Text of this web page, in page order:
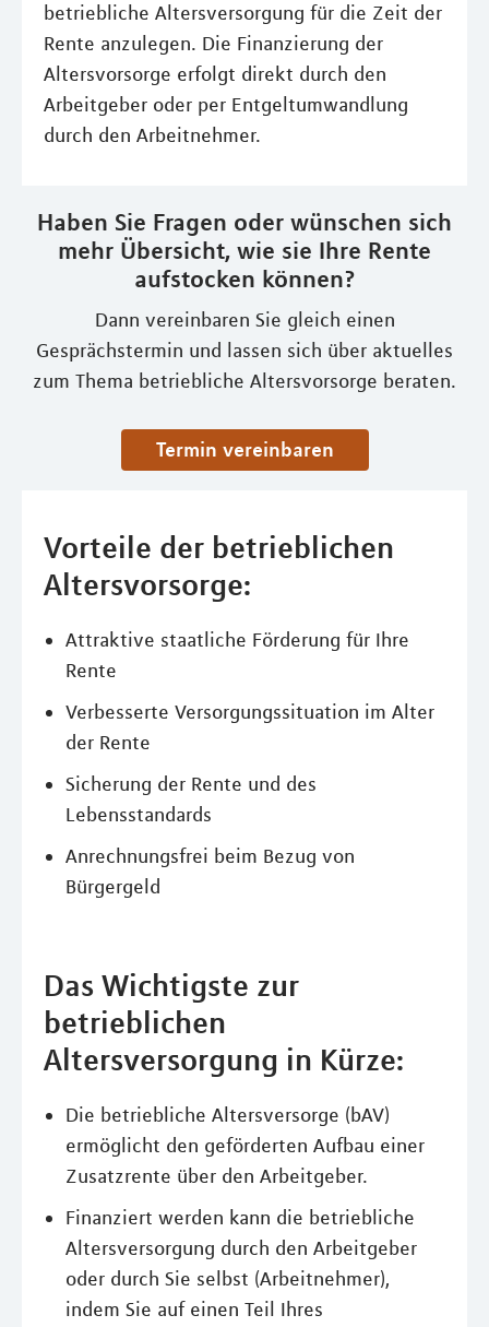
betriebliche Altersversorgung für die Zeit der
Rente anzulegen. Die Finanzierung der
Altersvorsorge erfolgt direkt durch den
Arbeitgeber oder per Entgeltumwandlung
durch den Arbeitnehmer.
Haben Sie Fragen oder wünschen sich
mehr Übersicht, wie sie Ihre Rente
aufstocken können?
Dann vereinbaren Sie gleich einen
Gesprächstermin und lassen sich über aktuelles
zum Thema betriebliche Altersvorsorge beraten.
Termin vereinbaren
Vorteile der betrieblichen
Altersvorsorge:
Attraktive staatliche Förderung für Ihre
Rente
Verbesserte Versorgungssituation im Alter
der Rente
Sicherung der Rente und des
Lebensstandards
Anrechnungsfrei beim Bezug von
Bürgergeld
Das Wichtigste zur
betrieblichen
Altersversorgung in Kürze:
Die betriebliche Altersversorge (bAV)
ermöglicht den geförderten Aufbau einer
Zusatzrente über den Arbeitgeber.
Finanziert werden kann die betriebliche
Altersversorgung durch den Arbeitgeber
oder durch Sie selbst (Arbeitnehmer),
indem Sie auf einen Teil Ihres